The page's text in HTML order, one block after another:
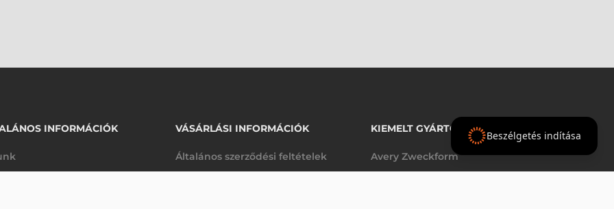
INFORMÁCIÓK VÁSÁRLÁSI INFORMÁCIÓK
Általános szerződési feltételek
KIEMELT GYÁRTÓINK
Avery Zweckform
Beszélgetés indítása